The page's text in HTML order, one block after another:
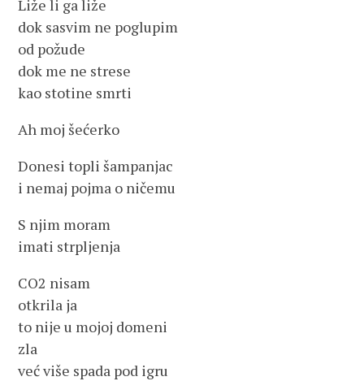
Liže li ga liže
dok sasvim ne poglupim
od požude
dok me ne strese
kao stotine smrti
Ah moj šećerko
Donesi topli šampanjac
i nemaj pojma o ničemu
S njim moram
imati strpljenja
CO2 nisam
otkrila ja
to nije u mojoj domeni
zla
već više spada pod igru